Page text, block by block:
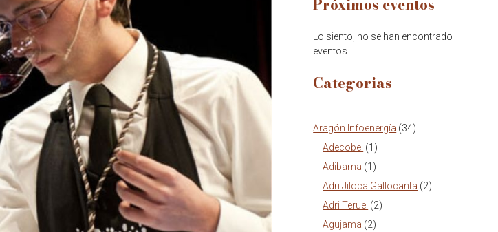
Lo siento, no se han encontrado
eventos.
Categorias
Aragón Infoenergía (34)
Adecobel (1)
Adibama (1)
Adri Jiloca Gallocanta (2)
Adri Teruel (2)
Agujama (2)